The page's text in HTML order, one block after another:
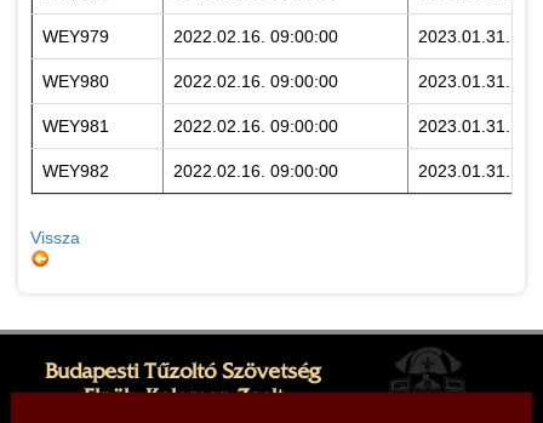
WEY979 2022.02.16. 09:00:00 2023.01.31.
WEY980 2022.02.16. 09:00:00 2023.01.31.
WEY981 2022.02.16. 09:00:00 2023.01.31.
WEY982 2022.02.16. 09:00:00 2023.01.31.
Vissza
Budapesti Tűzoltó Szövetség
Elnök: Kelemen Zsolt